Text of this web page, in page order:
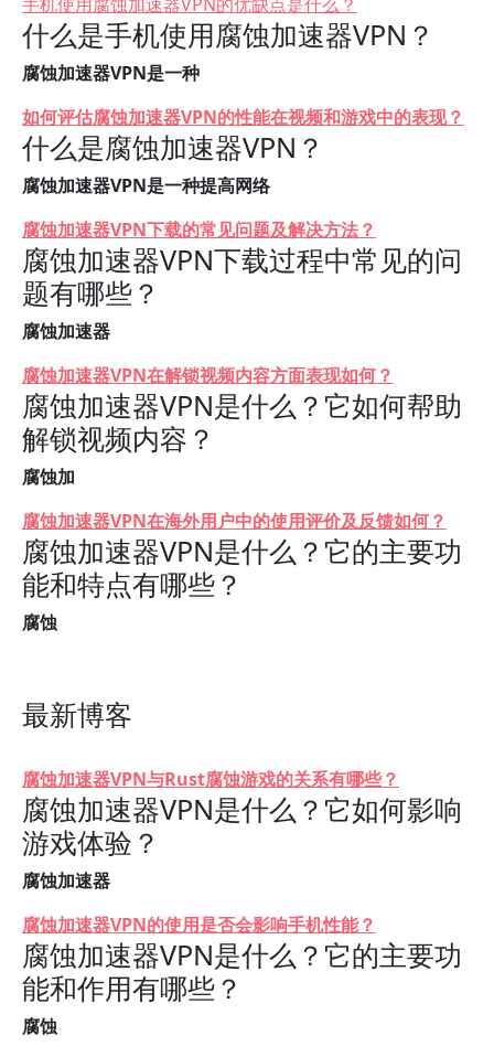
什么是手机使用腐蚀加速器VPN？
腐蚀加速器VPN是一种
如何评估腐蚀加速器VPN的性能在视频和游戏中的表现？
什么是腐蚀加速器VPN？
腐蚀加速器VPN是一种提高网络
腐蚀加速器VPN下载的常见问题及解决方法？
腐蚀加速器VPN下载过程中常见的问
题有哪些？
腐蚀加速器
腐蚀加速器VPN在解锁视频内容方面表现如何？
腐蚀加速器VPN是什么？它如何帮助
解锁视频内容？
腐蚀加
腐蚀加速器VPN在海外用户中的使用评价及反馈如何？
腐蚀加速器VPN是什么？它的主要功
能和特点有哪些？
腐蚀
最新博客
腐蚀加速器VPN与Rust腐蚀游戏的关系有哪些？
腐蚀加速器VPN是什么？它如何影响
游戏体验？
腐蚀加速器
腐蚀加速器VPN的使用是否会影响手机性能？
腐蚀加速器VPN是什么？它的主要功
能和作用有哪些？
腐蚀